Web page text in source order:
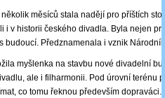
měsíců stala nadějí pro příštích sto
i v historii českého divadla. Byla nejen
budoucí. Předznamenala i vznik
myšlenka na stavbu nové divadelní
ale i filharmonii. Pod úrovní terénu
co tomu řeknou především dopraváci.